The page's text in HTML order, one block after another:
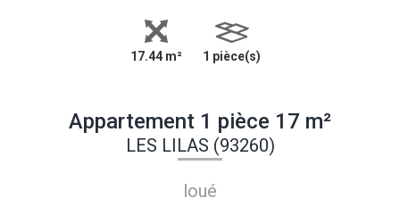
17.44 m² 1 pièce(s)
Appartement 1 pièce 17 m²
LES LILAS (93260)
loué